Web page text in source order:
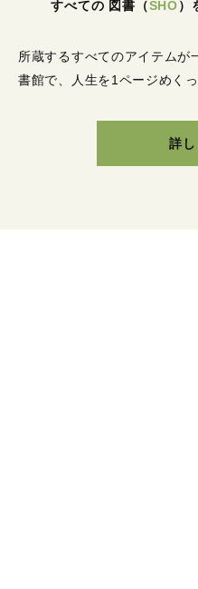
すべての 図書 （SHO）
所蔵するすべてのアイテムが
書館で、人生を1ページめくっ
詳し